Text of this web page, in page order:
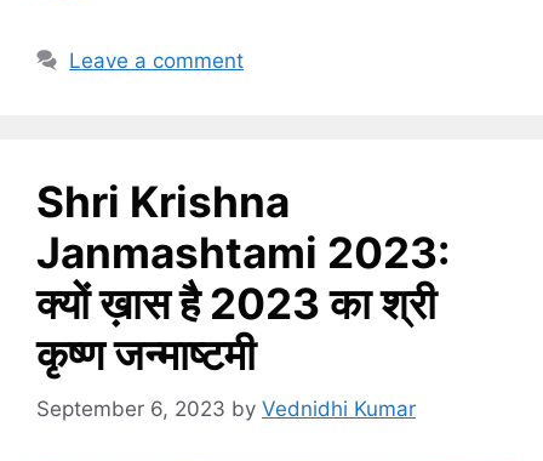
Leave a comment
Shri Krishna
Janmashtami 2023:
क्यों ख़ास है 2023 का श्री
कृष्ण जन्माष्टमी
September 6, 2023 by Vednidhi Kumar